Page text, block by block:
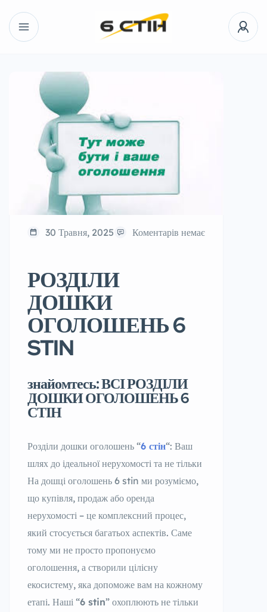
30 Травня, 2025 Коментарів немає
РОЗДІЛИ
ДОШКИ
ОГОЛОШЕНЬ 6
STIN
знайомтесь: ВСІ РОЗДІЛИ
ДОШКИ ОГОЛОШЕНЬ 6
СТІН
Розділи дошки оголошень “6 стін“: Ваш
шлях до ідеальної нерухомості та не тільки
На дошці оголошень 6 stin ми розуміємо,
що купівля, продаж або оренда
нерухомості – це комплексний процес,
який стосується багатьох аспектів. Саме
тому ми не просто пропонуємо
оголошення, а створили цілісну
екосистему, яка допоможе вам на кожному
етапі. Наші “6 stin” охоплюють не тільки